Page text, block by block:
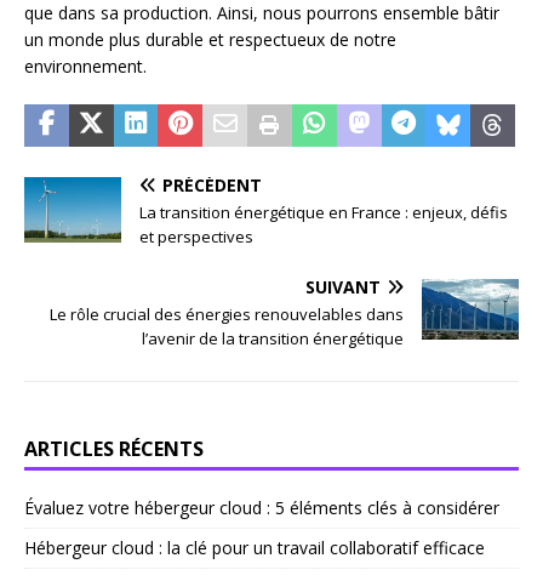
que dans sa production. Ainsi, nous pourrons ensemble bâtir
un monde plus durable et respectueux de notre
environnement.
PRÉCÉDENT
La transition énergétique en France : enjeux, défis
et perspectives
SUIVANT
Le rôle crucial des énergies renouvelables dans
l’avenir de la transition énergétique
ARTICLES RÉCENTS
Évaluez votre hébergeur cloud : 5 éléments clés à considérer
Hébergeur cloud : la clé pour un travail collaboratif efficace